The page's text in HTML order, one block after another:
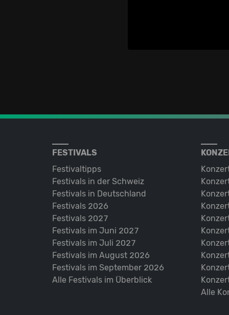
FESTIVALS
Festivaltipps
Festivals in der Schweiz
Festivals in Deutschland
Festivals 2026
Festivals 2027
Festivals im Juni 2027
Festivals im Juli 2027
Festivals im August 2026
Festivals im September 2026
Alle Festivals im Überblick
Alle